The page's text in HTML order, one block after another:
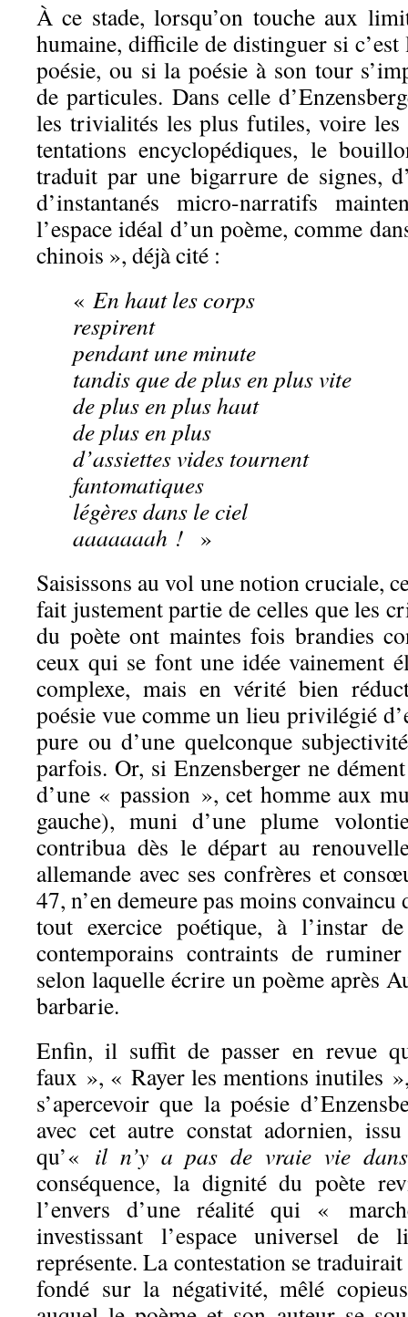
À ce stade, lorsqu’on touche aux
humaine, difficile de distinguer si
poésie, ou si la poésie à son tour
de particules. Dans celle
les trivialités les plus futiles, voire les
tentations encyclopédiques, le
traduit par une bigarrure de signes,
d’instantanés micro-narratifs
l’espace idéal d’un poème, comme
chinois », déjà cité :
« En haut les corps
respirent
pendant une minute
tandis que de plus en plus vite
de plus en plus haut
de plus en plus
d’assiettes vides tournent
fantomatiques
légères dans le ciel
aaaaaaah ! »
Saisissons au vol une notion cruciale,
fait justement partie de celles que les
du poète ont maintes fois brandies
ceux qui se font une idée vainement
complexe, mais en vérité bien
poésie vue comme un lieu privilégié
pure ou d’une quelconque
parfois. Or, si Enzensberger ne
d’une « passion », cet homme aux
gauche), muni d’une plume
contribua dès le départ au
allemande avec ses confrères et
47, n’en demeure pas moins convaincu
tout exercice poétique, à l’instar
contemporains contraints de
selon laquelle écrire un poème après
barbarie.
Enfin, il suffit de passer en revue
faux », « Rayer les mentions inutiles
s’apercevoir que la poésie
avec cet autre constat adornien,
qu’« il n’y a pas de vraie vie
conséquence, la dignité du poète
l’envers d’une réalité qui «
investissant l’espace universel
représente. La contestation se
fondé sur la négativité, mêlé